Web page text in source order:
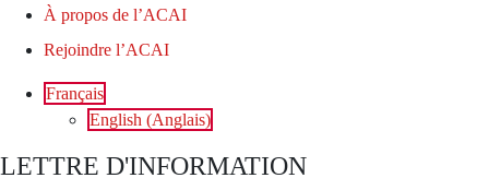
À propos de l’ACAI
Rejoindre l’ACAI
Français
English (Anglais)
LETTRE D'INFORMATION